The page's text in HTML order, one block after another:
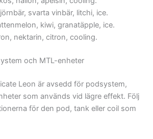
svarta vinbär, litchi, ice.
kiwi, granatäpple, ice.
nektarin, citron, cooling.
och MTL-enheter
Leon är avsedd för podsystem,
som används vid lägre effekt. Följ
för den pod, tank eller coil som